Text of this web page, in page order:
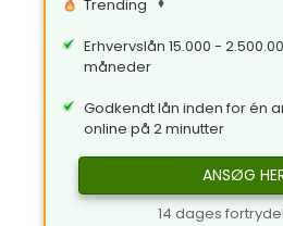
Trending
Erhvervslån 15.000 -
måneder
Godkendt lån inden for én
online på 2 minutter
ANSØG
14 dages